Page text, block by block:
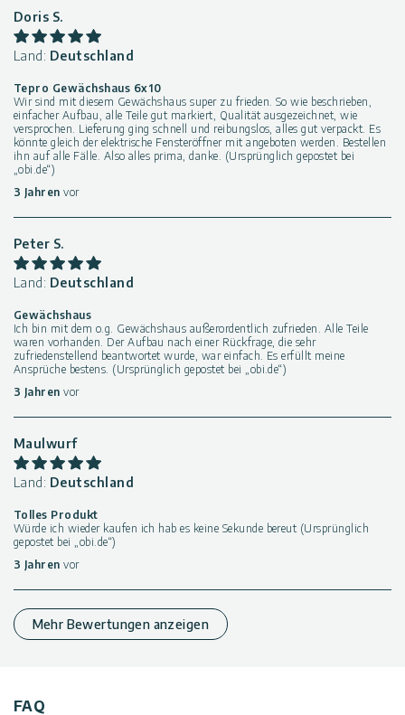
Doris S.
Land: Deutschland
Tepro Gewächshaus 6x10
Wir sind mit diesem Gewächshaus super zu frieden. So wie beschrieben,
einfacher Aufbau, alle Teile gut markiert, Qualität ausgezeichnet, wie
versprochen. Lieferung ging schnell und reibungslos, alles gut verpackt. Es
könnte gleich der elektrische Fensteröffner mit angeboten werden. Bestellen
ihn auf alle Fälle. Also alles prima, danke. (Ursprünglich gepostet bei
„obi.de“)
3 Jahren vor
Peter S.
Land: Deutschland
Gewächshaus
Ich bin mit dem o.g. Gewächshaus außerordentlich zufrieden. Alle Teile
waren vorhanden. Der Aufbau nach einer Rückfrage, die sehr
zufriedenstellend beantwortet wurde, war einfach. Es erfüllt meine
Ansprüche bestens. (Ursprünglich gepostet bei „obi.de“)
3 Jahren vor
Maulwurf
Land: Deutschland
Tolles Produkt
Würde ich wieder kaufen ich hab es keine Sekunde bereut (Ursprünglich
gepostet bei „obi.de“)
3 Jahren vor
Mehr Bewertungen anzeigen
FAQ